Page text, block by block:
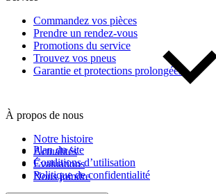
Commandez vos pièces
Prendre un rendez-vous
Promotions du service
Trouvez vos pneus
Garantie et protections prolongées
À propos de nous
Notre histoire
Actualités
Évaluations
Nous joindre
Plan du site
Conditions d’utilisation
Politique de confidentialité